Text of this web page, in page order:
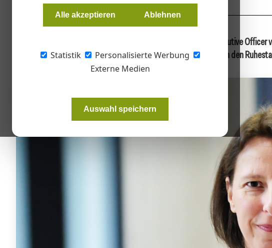
Alle akzeptieren Ablehnen
Statistik
Personalisierte Werbung
Externe Medien
Auswahl speichern
Nicole Wilming ist seit Jahresbeginn Chief Executive
Nachfolge von Reto Cometta angetreten, der in den